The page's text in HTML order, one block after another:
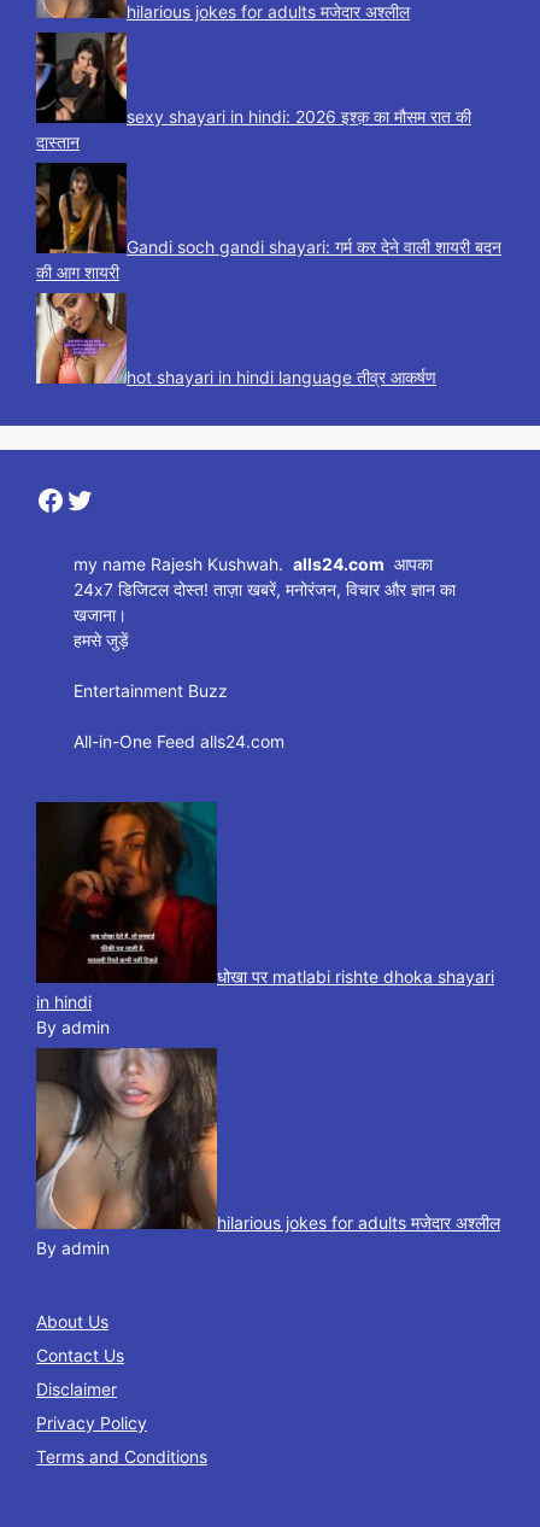
hilarious jokes for adults मजेदार अश्लील
sexy shayari in hindi: 2026 इश्क़ का मौसम रात की
दास्तान
Gandi soch gandi shayari: गर्म कर देने वाली शायरी बदन
की आग शायरी
hot shayari in hindi language तीव्र आकर्षण
Facebook
Twitter
my name Rajesh Kushwah.alls24.com आपका
24x7 डिजिटल दोस्त! ताज़ा खबरें, मनोरंजन, विचार और ज्ञान का
खजाना।
हमसे जुड़ें
Entertainment Buzz
All-in-One Feed alls24.com
धोखा पर matlabi rishte dhoka shayari
in hindi
By admin
hilarious jokes for adults मजेदार अश्लील
By admin
About Us
Contact Us
Disclaimer
Privacy Policy
Terms and Conditions